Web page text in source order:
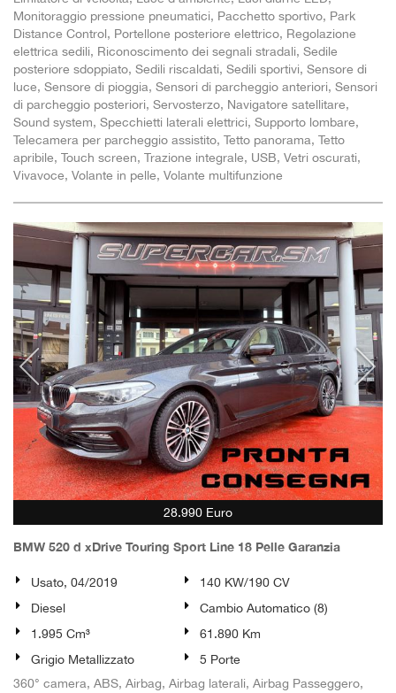
Monitoraggio pressione pneumatici, Pacchetto sportivo, Park
Distance Control, Portellone posteriore elettrico, Regolazione
elettrica sedili, Riconoscimento dei segnali stradali, Sedile
posteriore sdoppiato, Sedili riscaldati, Sedili sportivi, Sensore di
luce, Sensore di pioggia, Sensori di parcheggio anteriori, Sensori
di parcheggio posteriori, Servosterzo, Navigatore satellitare,
Sound system, Specchietti laterali elettrici, Supporto lombare,
Telecamera per parcheggio assistito, Tetto panorama, Tetto
apribile, Touch screen, Trazione integrale, USB, Vetri oscurati,
Vivavoce, Volante in pelle, Volante multifunzione
28.990 Euro
BMW 520 d xDrive Touring Sport Line 18 Pelle Garanzia
Usato, 04/2019
140 KW/190 CV
Diesel
Cambio Automatico (8)
1.995 Cm³
61.890 Km
Grigio Metallizzato
5 Porte
360° camera, ABS, Airbag, Airbag laterali, Airbag Passeggero,